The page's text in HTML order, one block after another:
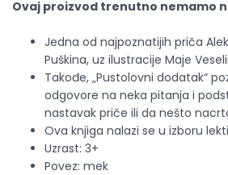
Ovaj proizvod trenutno nemamo
Jedna od najpoznatijih priča
Puškina, uz ilustracije Maje
Takođe, „Pustolovni dodatak“
odgovore na neka pitanja i
nastavak priče ili da nešto
Ova knjiga nalazi se u izboru
Uzrast: 3+
Povez: mek